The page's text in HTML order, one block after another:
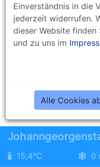
PREISE
15,4°C 0
Einverständnis in die
jederzeit widerrufen.
dieser Website finden
und zu uns im
Alle Cookies